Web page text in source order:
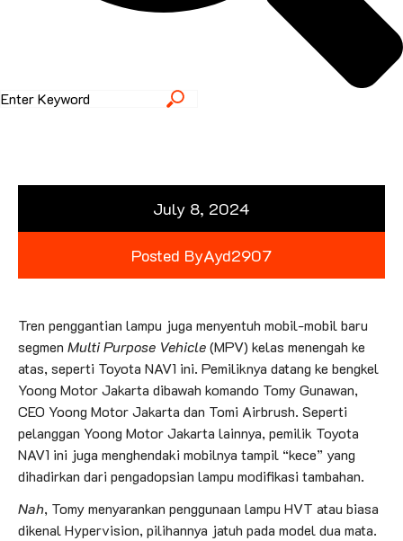
July 8, 2024
Posted ByAyd2907
Tren penggantian lampu juga menyentuh mobil-mobil baru
segmen Multi Purpose Vehicle(MPV) kelas menengah ke
atas, seperti Toyota NAV1 ini. Pemiliknya datang ke bengkel
Yoong Motor Jakarta dibawah komando Tomy Gunawan,
CEO Yoong Motor Jakarta dan Tomi Airbrush. Seperti
pelanggan Yoong Motor Jakarta lainnya, pemilik Toyota
NAV1 ini juga menghendaki mobilnya tampil “kece” yang
dihadirkan dari pengadopsian lampu modifikasi tambahan.
Nah, Tomy menyarankan penggunaan lampu HVT atau biasa
dikenal Hypervision, pilihannya jatuh pada model dua mata.